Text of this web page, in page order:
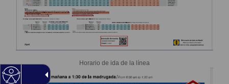
Horario de ida de la línea